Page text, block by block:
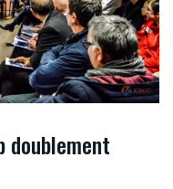
doublement